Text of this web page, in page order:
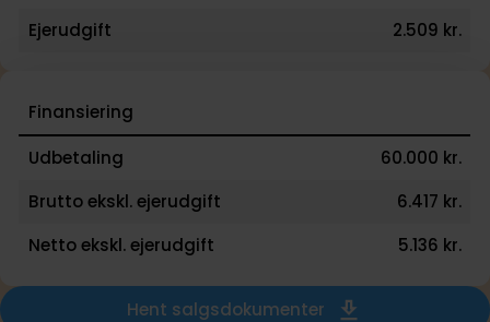
Ejerudgift
2.509 kr.
Finansiering
Udbetaling
60.000 kr.
Brutto ekskl. ejerudgift
6.417 kr.
Netto ekskl. ejerudgift
5.136 kr.
Hent salgsdokumenter